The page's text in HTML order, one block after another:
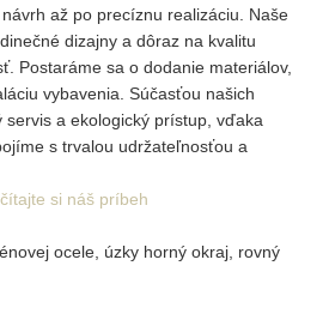
až po precíznu realizáciu. Naše
dizajny a dôraz na kvalitu
Postaráme sa o dodanie materiálov,
vybavenia. Súčasťou našich
servis a ekologický prístup, vďaka
s trvalou udržateľnosťou a
si náš príbeh